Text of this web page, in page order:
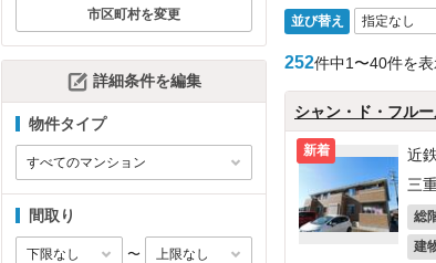
市区町村を変更
詳細条件を編集
物件タイプ
間取り
〜
並び替え
252件中1〜40件を
シャン・ド・フル
新着
近
三
総
建